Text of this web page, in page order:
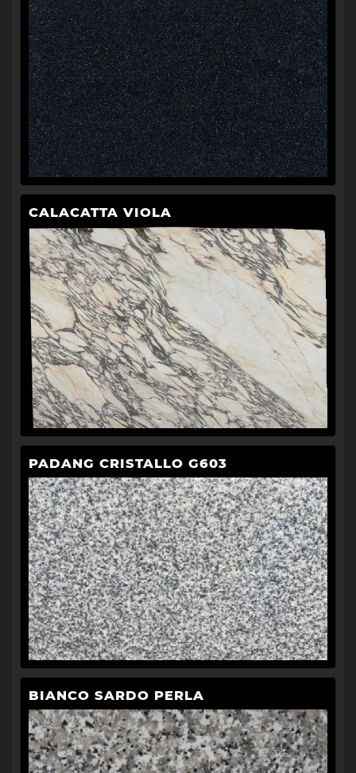
CALACATTA VIOLA
PADANG CRISTALLO G603
BIANCO SARDO PERLA